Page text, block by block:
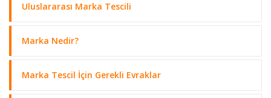
Uluslararası Marka Tescili
Marka Nedir?
Marka Tescil İçin Gerekli Evraklar